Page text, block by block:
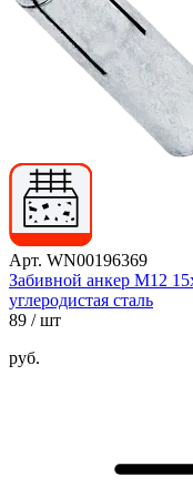
Арт. WN00196369
Забивной анкер М12
углеродистая сталь
89 / шт
руб.